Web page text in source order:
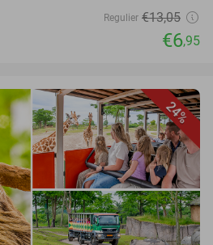
Regulier €13,05
€6,95
24%